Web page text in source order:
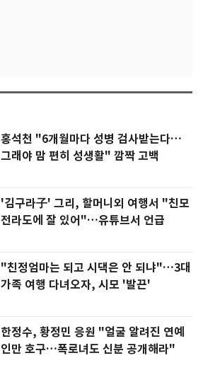
홍석천 "6개월마다 성병 검사받는다…
그래야 맘 편히 성생활" 깜짝 고백
'김구라子' 그리, 할머니외 여행서 "친모
전라도에 잘 있어"…유튜브서 언급
"친정엄마는 되고 시댁은 안 되냐"…3대
가족 여행 다녀오자, 시모 '발끈'
한정수, 황정민 응원 "얼굴 알려진 연예
인만 호구…폭로녀도 신분 공개해라"